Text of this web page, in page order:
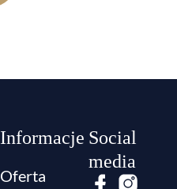
Informacje
Oferta
Social
media